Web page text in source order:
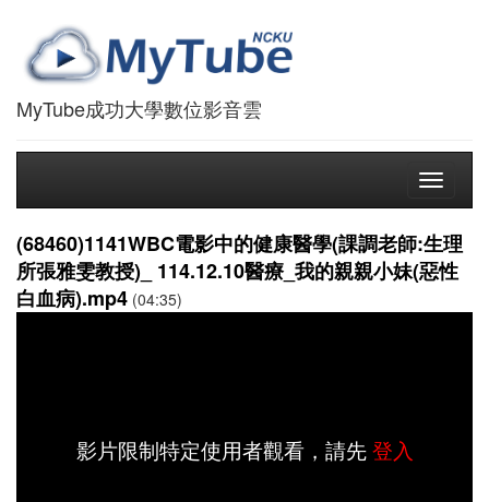
MyTube成功大學數位影音雲
Toggle
(68460)1141WBC電影中的健康醫學(課調老師:生理
所張雅雯教授)_ 114.12.10醫療_我的親親小妹(惡性
白血病).mp4 (04:35)
影片限制特定使用者觀看，請先登入